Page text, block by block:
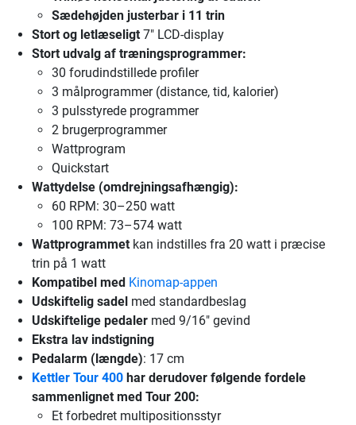
Sædehøjden justerbar i 11 trin
Stort og letlæseligt 7" LCD-display
Stort udvalg af træningsprogrammer:
30 forudindstillede profiler
3 målprogrammer (distance, tid, kalorier)
3 pulsstyrede programmer
2 brugerprogrammer
Wattprogram
Quickstart
Wattydelse (omdrejningsafhængig):
60 RPM: 30–250 watt
100 RPM: 73–574 watt
Wattprogrammet kan indstilles fra 20 watt i præcise
trin på 1 watt
Kompatibel med Kinomap-appen
Udskiftelig sadel med standardbeslag
Udskiftelige pedaler med 9/16" gevind
Ekstra lav indstigning
Pedalarm (længde): 17 cm
Kettler Tour 400 har derudover følgende fordele
sammenlignet med Tour 200:
Et forbedret multipositionsstyr